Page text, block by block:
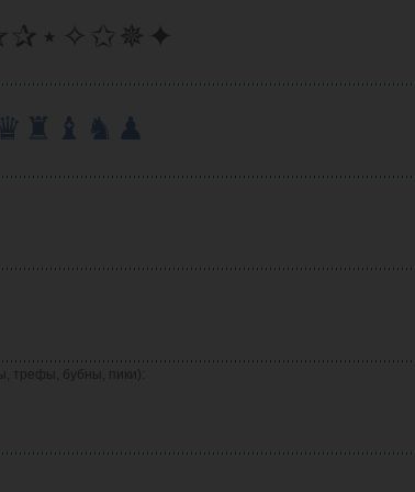
трефы, бубны, пики):